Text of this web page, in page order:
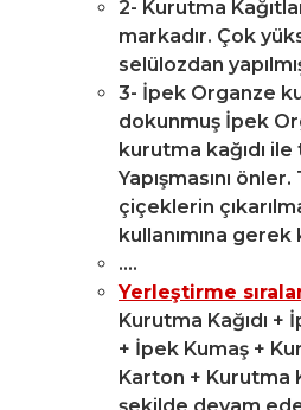
2- Kurutma
markadır. Çok
selülozdan
3- İpek Organze
dokunmuş İpek
kurutma kağıdı ile
Yapışmasını
çiçeklerin
kullanımına
....
Yerleştirme
Kurutma Kağıdı +
+ İpek Kumaş +
Karton + Kurutma